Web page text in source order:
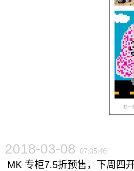
2018-03-08 07:05:46
MK 专柜7.5折预售，下周四